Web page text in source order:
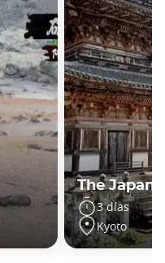
The Japan
3 días
Kyoto